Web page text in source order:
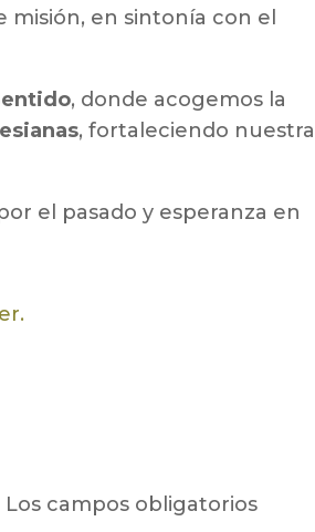
en sintonía con el
, donde acogemos la
, fortaleciendo nuestra
el pasado y esperanza en
Los campos obligatorios